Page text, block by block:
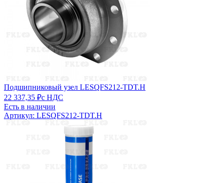
Подшипниковый узел LESQFS212-TDT.H
22 337,35 ₽с НДС
Есть в наличии
Артикул: LESQFS212-TDT.H